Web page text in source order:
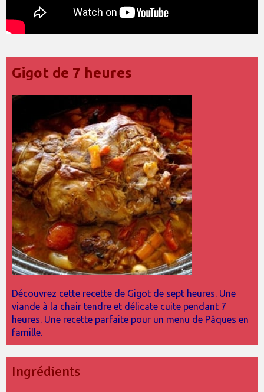
Gigot de 7 heures
Découvrez cette recette de Gigot de sept heures. Une
viande à la chair tendre et délicate cuite pendant 7
heures. Une recette parfaite pour un menu de Pâques en
famille.
Ingrédients